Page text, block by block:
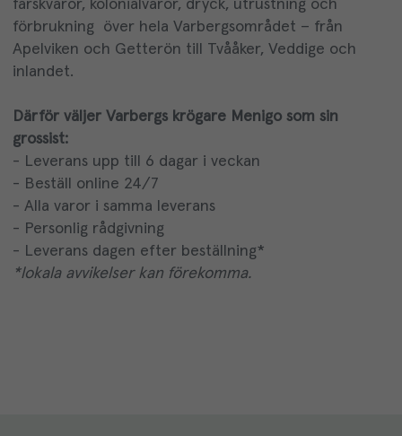
färskvaror, kolonialvaror, dryck, utrustning och
förbrukning över hela Varbergsområdet – från
Apelviken och Getterön till Tvååker, Veddige och
inlandet.
Därför väljer Varbergs krögare Menigo som sin
grossist:
- Leverans upp till 6 dagar i veckan
- Beställ online 24/7
- Alla varor i samma leverans
- Personlig rådgivning
- Leverans dagen efter beställning*
*lokala avvikelser kan förekomma.